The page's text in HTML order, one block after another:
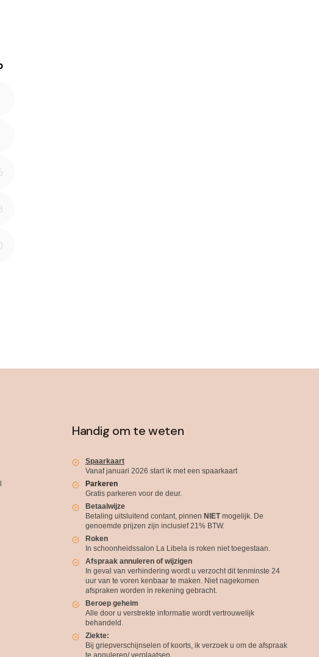
Handig om te weten
Spaarkaart
Vanaf januari 2026 start ik met een spaarkaart
Parkeren
Gratis parkeren voor de deur.
Betaalwijze
Betaling uitsluitend contant, pinnen NIETmogelijk. De
genoemde prijzen zijn inclusief 21% BTW.
Roken
In schoonheidssalon La Libela is roken niet toegestaan.
Afspraak annuleren of wijzigen
In geval van verhindering wordt u verzocht dit tenminste 24
uur van te voren kenbaar te maken. Niet nagekomen
afspraken worden in rekening gebracht.
Beroep geheim
Alle door u verstrekte informatie wordt vertrouwelijk
behandeld.
Ziekte:
Bij griepverschijnselen of koorts, ik verzoek u om de afspraak
te annuleren/ verplaatsen.